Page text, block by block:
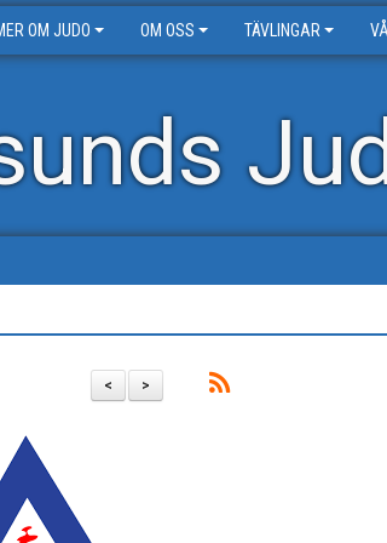
OM JUDO OM OSS TÄVLINGAR
>
<